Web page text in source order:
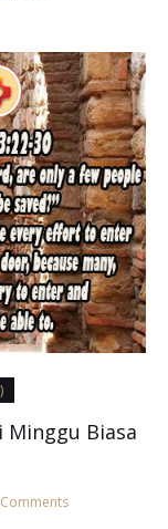
Minggu Biasa